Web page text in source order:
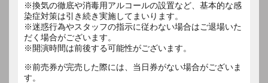
※換気の徹底や消毒用アルコールの設置など、基本的な感
染症対策は引き続き実施してまいります。
※迷惑行為やスタッフの指示に従わない場合はご退場いた
だく場合がございます。
※開演時間は前後する可能性がございます。
※前売券が完売した際には、当日券がない場合がございま
す。